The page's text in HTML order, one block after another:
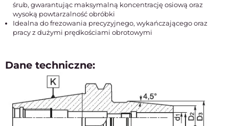
śrub, gwarantując maksymalną koncentrację osiową oraz
wysoką powtarzalność obróbki
Idealna do frezowania precyzyjnego, wykańczającego oraz
pracy z dużymi prędkościami obrotowymi
Dane techniczne: